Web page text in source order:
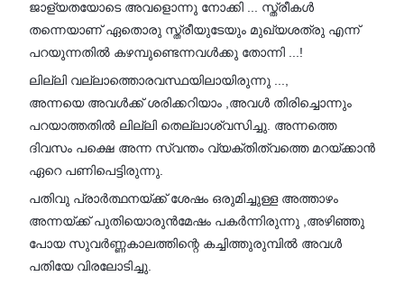
ജാള്യതയോടെ അവളൊന്നു നോക്കി ... സ്ത്രീകൾ
തന്നെയാണ് ഏതൊരു സ്ത്രീയുടേയും മുഖ്യശത്രു എന്ന്
പറയുന്നതിൽ കഴമ്പുണ്ടെന്നവൾക്കു തോന്നി ...!
ലില്ലി വല്ലാത്തൊരവസ്ഥയിലായിരുന്നു ...,
അന്നയെ അവൾക്ക് ശരിക്കറിയാം ,അവൾ തിരിച്ചൊന്നും
പറയാത്തതിൽ ലില്ലി തെല്ലാശ്വസിച്ചു. അന്നത്തെ
ദിവസം പക്ഷെ അന്ന സ്വന്തം വ്യക്തിത്വത്തെ മറയ്ക്കാൻ
ഏറെ പണിപെട്ടിരുന്നു.
പതിവു പ്രാർത്ഥനയ്ക്ക് ശേഷം ഒരുമിച്ചുള്ള അത്താഴം
അന്നയ്ക്ക് പുതിയൊരുൻമേഷം പകർന്നിരുന്നു ,അഴിഞ്ഞു
പോയ സുവർണ്ണകാലത്തിന്റെ കച്ചിത്തുരുമ്പിൽ അവൾ
പതിയേ വിരലോടിച്ചു.